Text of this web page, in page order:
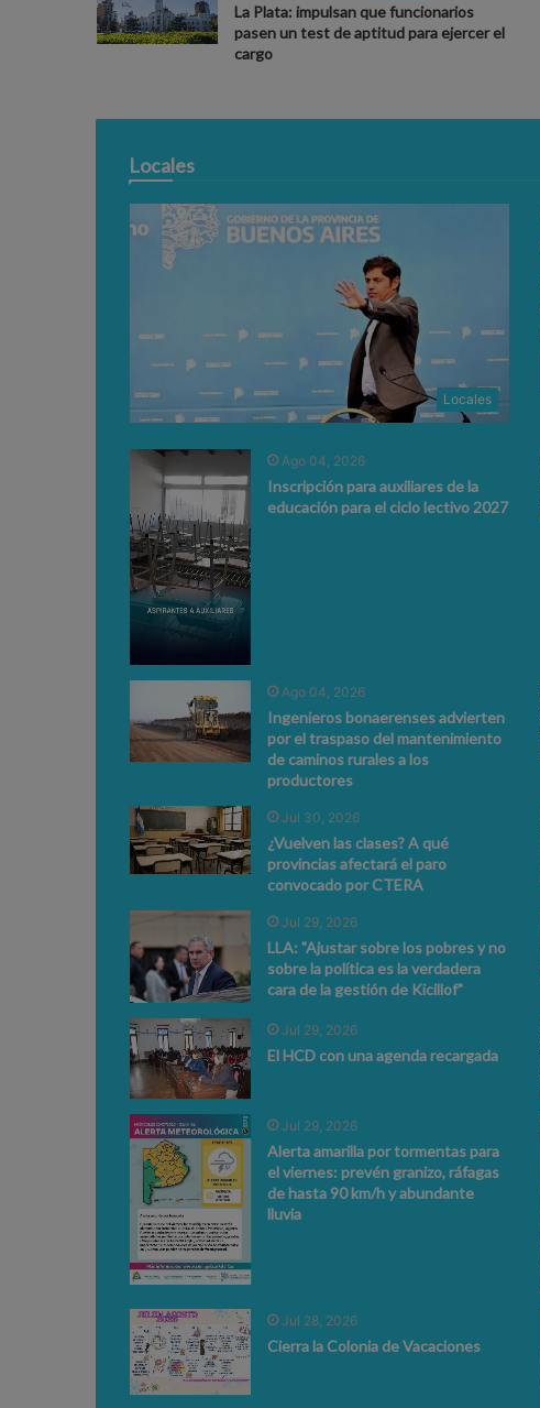
La Plata: impulsan que funcionarios
pasen un test de aptitud para ejercer el
cargo
Locales
Locales
Ago 04, 2026
Inscripción para auxiliares de la
educación para el ciclo lectivo 2027
Ago 04, 2026
Ingenieros bonaerenses advierten
por el traspaso del mantenimiento
de caminos rurales a los
productores
Jul 30, 2026
¿Vuelven las clases? A qué
provincias afectará el paro
convocado por CTERA
Jul 29, 2026
LLA: "Ajustar sobre los pobres y no
sobre la política es la verdadera
cara de la gestión de Kicillof"
Jul 29, 2026
El HCD con una agenda recargada
Jul 29, 2026
Alerta amarilla por tormentas para
el viernes: prevén granizo, ráfagas
de hasta 90 km/h y abundante
lluvia
Jul 28, 2026
Cierra la Colonia de Vacaciones